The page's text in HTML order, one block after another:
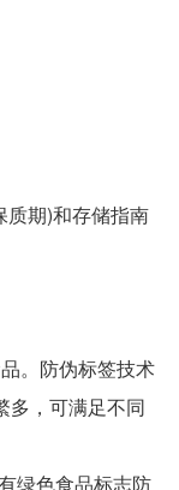
期)和存储指南
。防伪标签技术
多，可满足不同
绿色食品标志防